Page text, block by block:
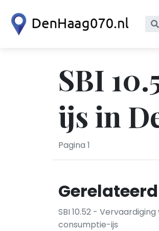
SBI
ijs in
Pagina 1
Gerelateerd
SBI 10.52 - Vervaardiging
consumptie-ijs